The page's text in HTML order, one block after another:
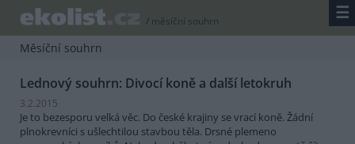
/ měsíční souhrn ☰
Měsíční souhrn
Lednový souhrn: Divocí koně a další letokruh
3.2.2015
Je to bezesporu velká věc. Do české krajiny se vrací koně. Žádní
plnokrevníci s ušlechtilou stavbou těla. Drsné plemeno